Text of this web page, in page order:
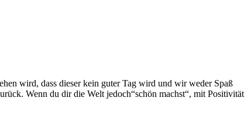
wird, dass dieser kein guter Tag wird und wir weder Spaß
Wenn du dir die Welt jedoch“schön machst“, mit Positivität